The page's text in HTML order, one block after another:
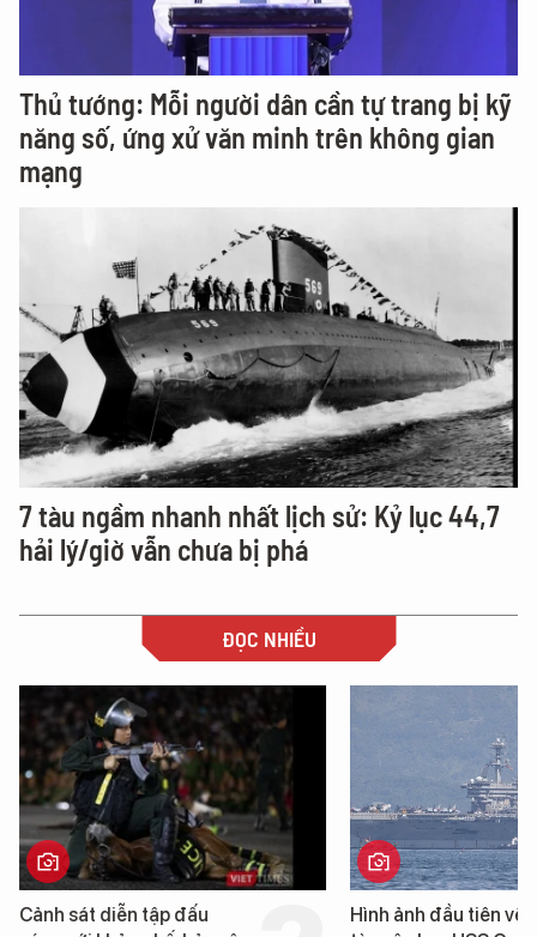
Thủ tướng: Mỗi người dân cần tự trang bị kỹ
năng số, ứng xử văn minh trên không gian
mạng
7 tàu ngầm nhanh nhất lịch sử: Kỷ lục 44,7
hải lý/giờ vẫn chưa bị phá
ĐỌC NHIỀU
Hình ảnh đầu tiên về siêu
Cận cảnh chiến hạm